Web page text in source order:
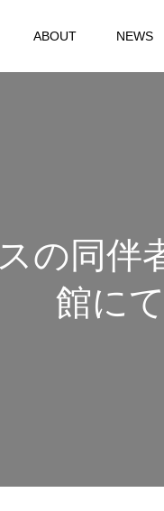
ABOUT NEWS
スの同
館に